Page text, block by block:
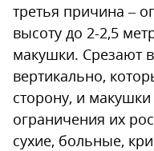
третья причина –
высоту до 2-2,5
макушки. Срезают
вертикально,
сторону, и
ограничения их
сухие, больные,